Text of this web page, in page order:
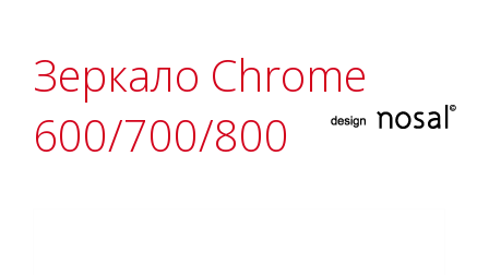
Зеркало Chrome
600/700/800